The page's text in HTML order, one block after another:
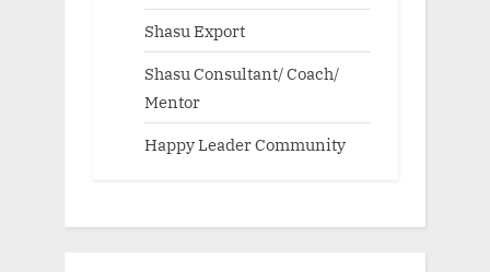
Shasu Export
Shasu Consultant/ Coach/
Mentor
Happy Leader Community